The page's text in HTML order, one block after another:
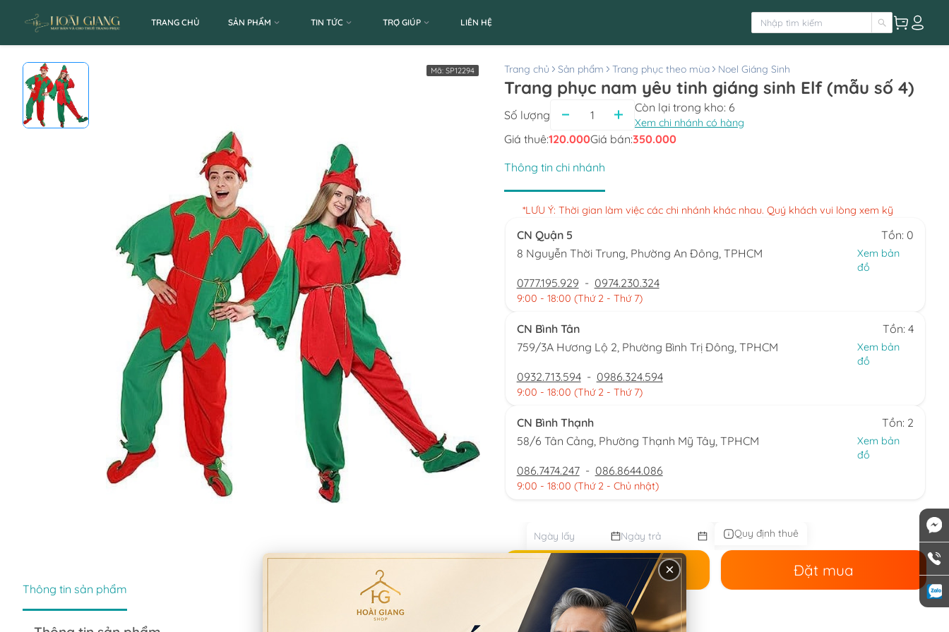
TRANG CHỦ SẢN PHẨM TIN TỨC TRỢ GIÚP LIÊN HỆ
Mã: SP12294
Thông tin sản phẩm
Trang chủ Sản phẩm Trang phục theo mùa Noel Giáng Sinh
Trang phục nam yêu tinh giáng sinh Elf (mẫu số 4)
Số lượng
Còn lại trong kho: 6
Xem chi nhánh có hàng
Giá thuê:120.000Giá bán:350.000
Thông tin chi nhánh
*LƯU Ý: Thời gian làm việc các chi nhánh khác nhau. Quý khách vui lòng xem kỹ
CN Quận 5
Tồn: 0
8 Nguyễn Thời Trung, Phường An Đông, TPHCM
Xem bản
đồ
0777.195.929 - 0974.230.324
9:00 - 18:00 (Thứ 2 - Thứ 7)
CN Bình Tân
Tồn: 4
759/3A Hương Lộ 2, Phường Bình Trị Đông, TPHCM
Xem bản
đồ
0932.713.594 - 0986.324.594
9:00 - 18:00 (Thứ 2 - Thứ 7)
CN Bình Thạnh
Tồn: 2
58/6 Tân Cảng, Phường Thạnh Mỹ Tây, TPHCM
Xem bản
đồ
086.7474.247 - 086.8644.086
9:00 - 18:00 (Thứ 2 - Chủ nhật)
Quy định thuê
Đặt mua
×